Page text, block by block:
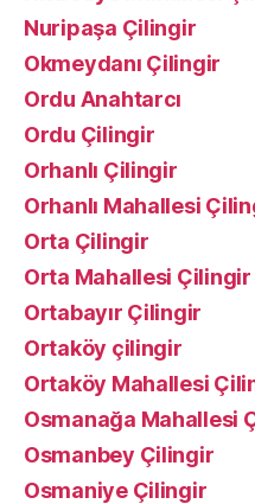
Nuripaşa Çilingir
Okmeydanı Çilingir
Ordu Anahtarcı
Ordu Çilingir
Orhanlı Çilingir
Orhanlı Mahallesi
Orta Çilingir
Orta Mahallesi Çilingir
Ortabayır Çilingir
Ortaköy çilingir
Ortaköy Mahallesi
Osmanağa Mahallesi
Osmanbey Çilingir
Osmaniye Çilingir